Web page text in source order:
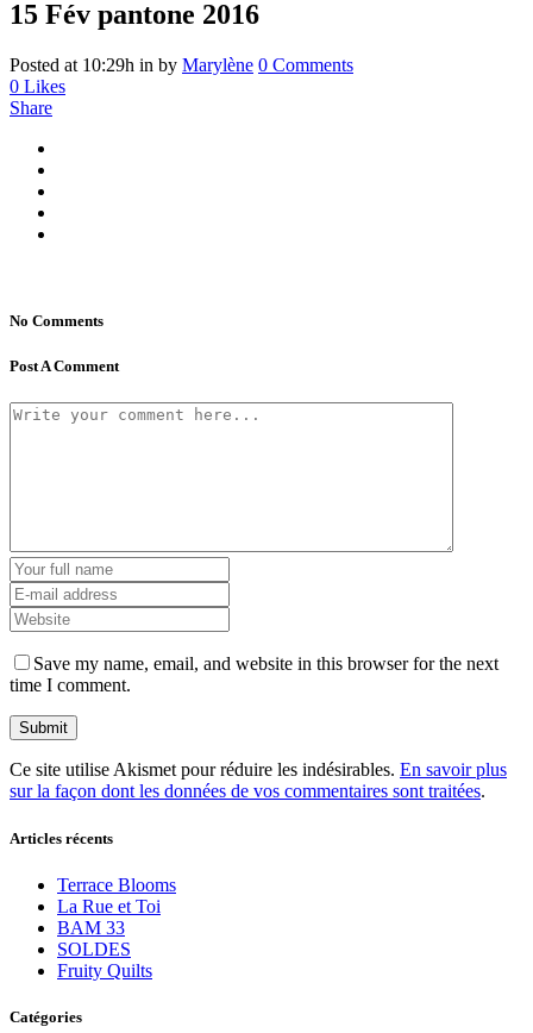
15 Fév pantone 2016
Posted at 10:29h in by Marylène 0 Comments
0 Likes
Share
No Comments
Post A Comment
Save my name, email, and website in this browser for the next
time I comment.
Ce site utilise Akismet pour réduire les indésirables. En savoir plus
sur la façon dont les données de vos commentaires sont traitées.
Articles récents
Terrace Blooms
La Rue et Toi
BAM 33
SOLDES
Fruity Quilts
Catégories